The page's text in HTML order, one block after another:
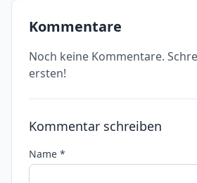
Kommentare
Noch keine Kommentare.
ersten!
Kommentar schreiben
Name *